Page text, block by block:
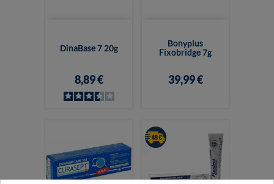
DinaBase 7 20g
8,89 €
Bonyplus
Fixobridge 7g
39,99 €